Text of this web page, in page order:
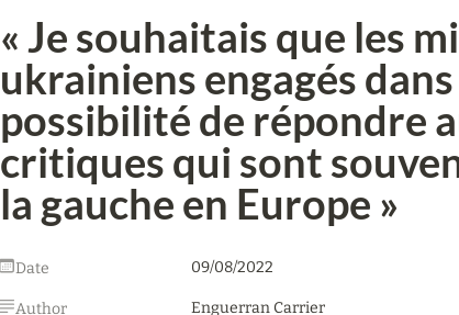
« Je souhaitais que les
ukrainiens engagés
possibilité de répondre
critiques qui sont
la gauche en Europe »
Date 09/08/2022
Author
Enguerran Carrier